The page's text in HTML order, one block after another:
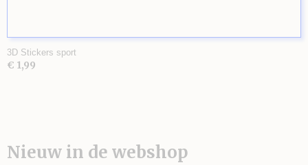
3D Stickers sport
€ 1,99
Nieuw in de webshop